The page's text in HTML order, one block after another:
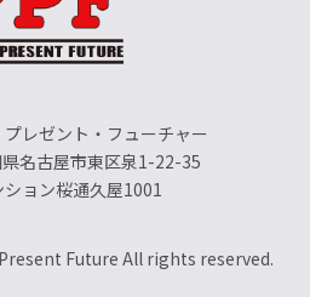
レゼント・フューチャー
名古屋市東区泉1-22-35
ョン桜通久屋1001
Future All rights reserved.